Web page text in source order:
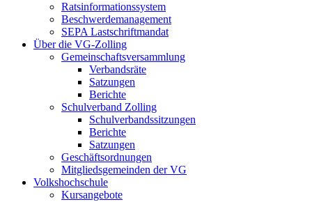
Ratsinformationssystem
Beschwerdemanagement
SEPA Lastschriftmandat
Über die VG-Zolling
Gemeinschaftsversammlung
Verbandsräte
Satzungen
Berichte
Schulverband Zolling
Schulverbandssitzungen
Berichte
Satzungen
Geschäftsordnungen
Mitgliedsgemeinden der VG
Volkshochschule
Kursangebote